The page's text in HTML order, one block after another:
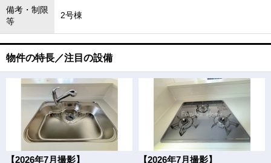
備考・制限
等
2号棟
物件の特長／注目の設備
【2026年7月撮影】 【2026年7月撮影】